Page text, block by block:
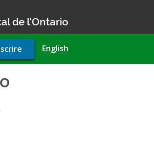
de l’Ontario
English